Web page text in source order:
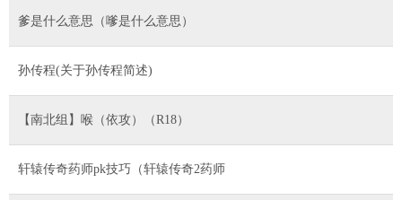
爹是什么意思（嗲是什么意思）
孙传程(关于孙传程简述)
【南北组】喉（依攻）（R18）
轩辕传奇药师pk技巧（轩辕传奇2药师